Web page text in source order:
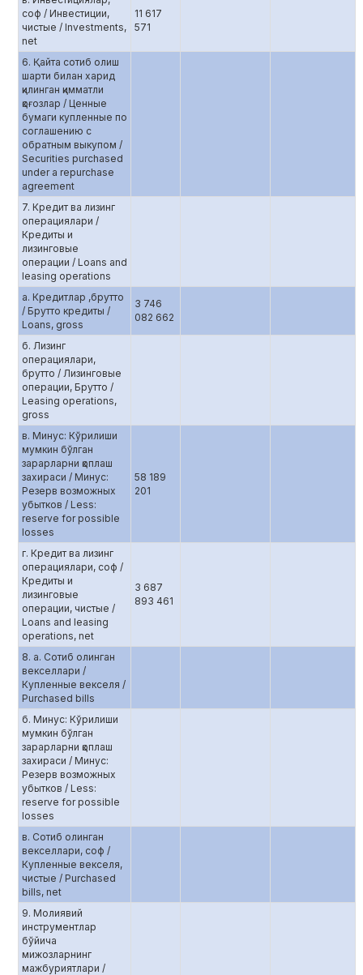
соф / Инвестиции,
чистые / Investments,
net
11 617
571
6. Қайта сотиб олиш
шарти билан харид
қилинган қимматли
қоғозлар / Ценные
бумаги купленные по
соглашению c
обратным выкупом /
Securities purchased
under a repurchase
agreement
7. Кредит ва лизинг
операциялари /
Кредиты и
лизинговые
операции / Loans and
leasing operations
а. Кредитлар ,брутто
/ Брутто кредиты /
Loans, gross
3 746
082 662
б. Лизинг
операциялари,
брутто / Лизинговые
операции, Брутто /
Leasing operations,
gross
в. Минус: Кўрилиши
мумкин бўлган
зарарларни қоплаш
захираси / Минус:
Резерв возможных
убытков / Less:
reserve for possible
losses
58 189
201
г. Кредит ва лизинг
операциялари, соф /
Кредиты и
лизинговые
операции, чистые /
Loans and leasing
operations, net
3 687
893 461
8. а. Сотиб олинган
векселлари /
Купленные векселя /
Purchased bills
б. Минус: Кўрилиши
мумкин бўлган
зарарларни қоплаш
захираси / Минус:
Резерв возможных
убытков / Less:
reserve for possible
losses
в. Сотиб олинган
векселлари, соф /
Купленные векселя,
чистые / Purchased
bills, net
9. Молиявий
инструментлар
бўйича
мижозларнинг
мажбуриятлари /